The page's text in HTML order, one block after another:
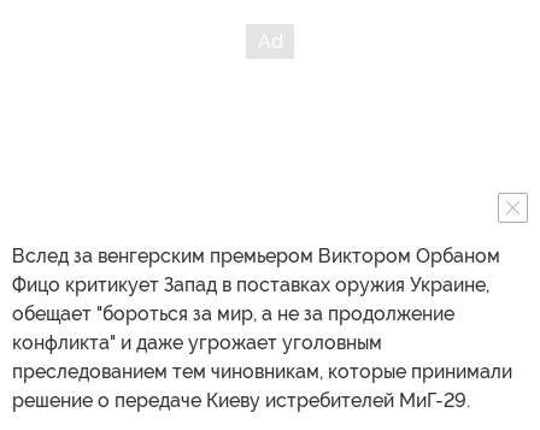
Вслед за венгерским премьером Виктором Орбаном
Фицо критикует Запад в поставках оружия Украине,
обещает "бороться за мир, а не за продолжение
конфликта" и даже угрожает уголовным
преследованием тем чиновникам, которые принимали
решение о передаче Киеву истребителей МиГ-29.